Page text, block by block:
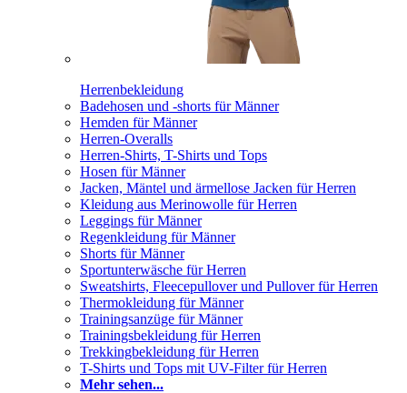
Herrenbekleidung
Badehosen und -shorts für Männer
Hemden für Männer
Herren-Overalls
Herren-Shirts, T-Shirts und Tops
Hosen für Männer
Jacken, Mäntel und ärmellose Jacken für Herren
Kleidung aus Merinowolle für Herren
Leggings für Männer
Regenkleidung für Männer
Shorts für Männer
Sportunterwäsche für Herren
Sweatshirts, Fleecepullover und Pullover für Herren
Thermokleidung für Männer
Trainingsanzüge für Männer
Trainingsbekleidung für Herren
Trekkingbekleidung für Herren
T-Shirts und Tops mit UV-Filter für Herren
Mehr sehen...